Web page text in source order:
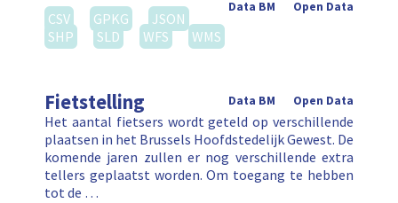
Open Data
Data BM
CSV GPKG
JSON
SHP
SLD WFS WMS
Fietstelling Open Data
Data BM
Het aantal fietsers wordt geteld op verschillende
plaatsen in het Brussels Hoofdstedelijk Gewest. De
komende jaren zullen er nog verschillende extra
tellers geplaatst worden. Om toegang te hebben
tot de …